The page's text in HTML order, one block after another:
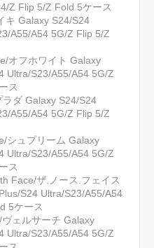
Z Flip 5/Z Fold 5ケース
キ Galaxy S24/S24
A55/A54 5G/Z Flip 5/Z
オフホワイト Galaxy
Ultra/S23/A55/A54 5G/Z
ス
ダ Galaxy S24/S24
A55/A54 5G/Z Flip 5/Z
シュプリーム Galaxy
Ultra/S23/A55/A54 5G/Z
ス
Face/ザ.ノース.フェイス
S24 Ultra/S23/A55/A54
5ケース
ェルサーチ Galaxy
Ultra/S23/A55/A54 5G/Z